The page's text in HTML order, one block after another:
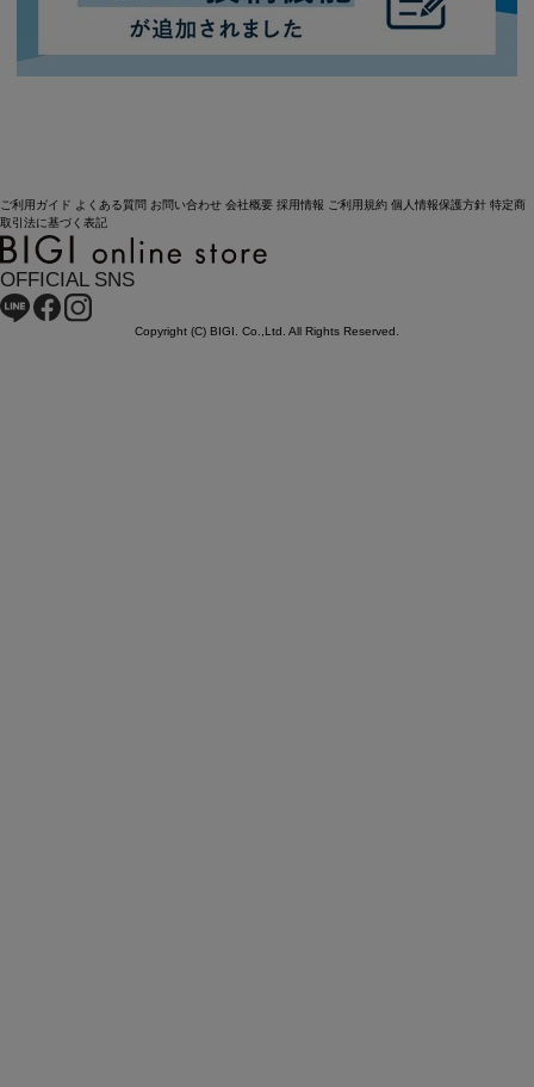
ご利用ガイド よくある質問 お問い合わせ 会社概要 採用情報 ご利用規約 個人情報保護方針 特定商
取引法に基づく表記
OFFICIAL SNS
Copyright (C) BIGI. Co.,Ltd. All Rights Reserved.